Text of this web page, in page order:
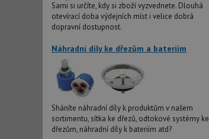
Sami si určíte, kdy si zboží vyzvednete. Dlouhá
otevírací doba výdejních míst i velice dobrá
dopravní dostupnost.
Náhradní díly ke dřezům a bateriím
Sháníte náhradní díly k produktům v našem
sortimentu, sítka ke dřezů, odtokové systémy ke
dřezům, náhradní díly k bateriím atd?